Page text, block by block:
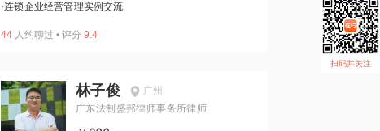
·连锁企业经营管理实例交流
44 人约聊过 • 评分 9.4
林子俊
广州
广东法制盛邦律师事务所律师
扫码并关注